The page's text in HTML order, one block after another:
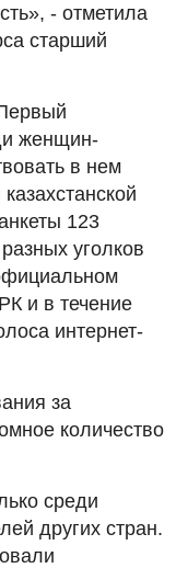
- отметила
старший
женщин-
в нем
123
уголков
и в течение
интернет-
за
количество
среди
других стран.